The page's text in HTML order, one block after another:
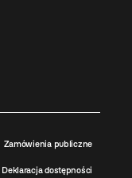
Zamówienia publiczne
Deklaracja dostępności